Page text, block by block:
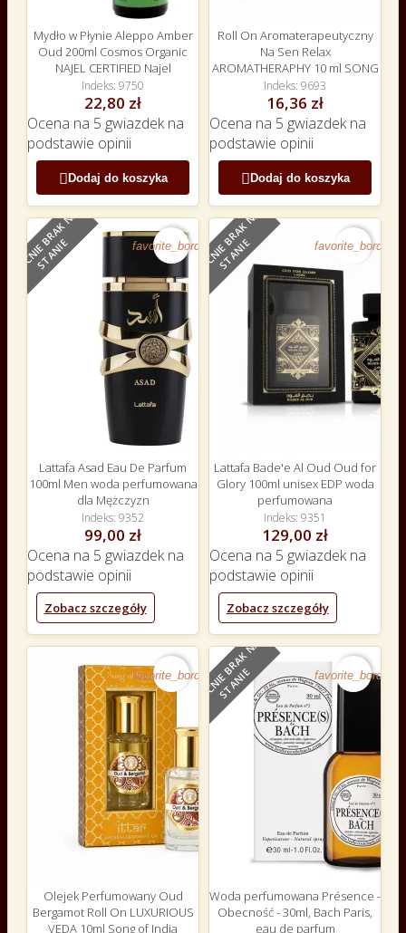
Mydło w Płynie Aleppo Amber
Oud 200ml Cosmos Organic
NAJEL CERTIFIED Najel
Indeks 9750
22,80 zł
Ocena na 5 gwiazdek na
podstawie opinii
Dodaj do koszyka
Roll On Aromaterapeutyczny
Na Sen Relax
AROMATHERAPHY 10 ml SONG
Indeks 9693
16,36 zł
Ocena na 5 gwiazdek na
podstawie opinii
Dodaj do koszyka
NOWY
O
B
E
C
N
I
E
B
R
A
K
N
A
S
T
A
N
I
E favorite_border
Lattafa Asad Eau De Parfum
100ml Men woda perfumowana
dla Mężczyzn
Indeks 9352
99,00 zł
Ocena na 5 gwiazdek na
podstawie opinii
Zobacz szczegóły
NOWY
O
B
E
C
N
I
E
B
R
A
K
N
A
S
T
A
N
I
E favorite_border
Lattafa Bade'e Al Oud Oud for
Glory 100ml unisex EDP woda
perfumowana
Indeks 9351
129,00 zł
Ocena na 5 gwiazdek na
podstawie opinii
Zobacz szczegóły
favorite_border
Olejek Perfumowany Oud
Bergamot Roll On LUXURIOUS
VEDA 10ml Song of India
O
B
E
C
N
I
E
B
R
A
K
N
A
S
T
A
N
I
E favorite_border
Woda perfumowana Présence -
Obecność - 30ml, Bach Paris,
eau de parfum